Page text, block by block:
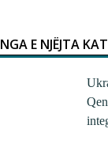
NGA E NJËJTA